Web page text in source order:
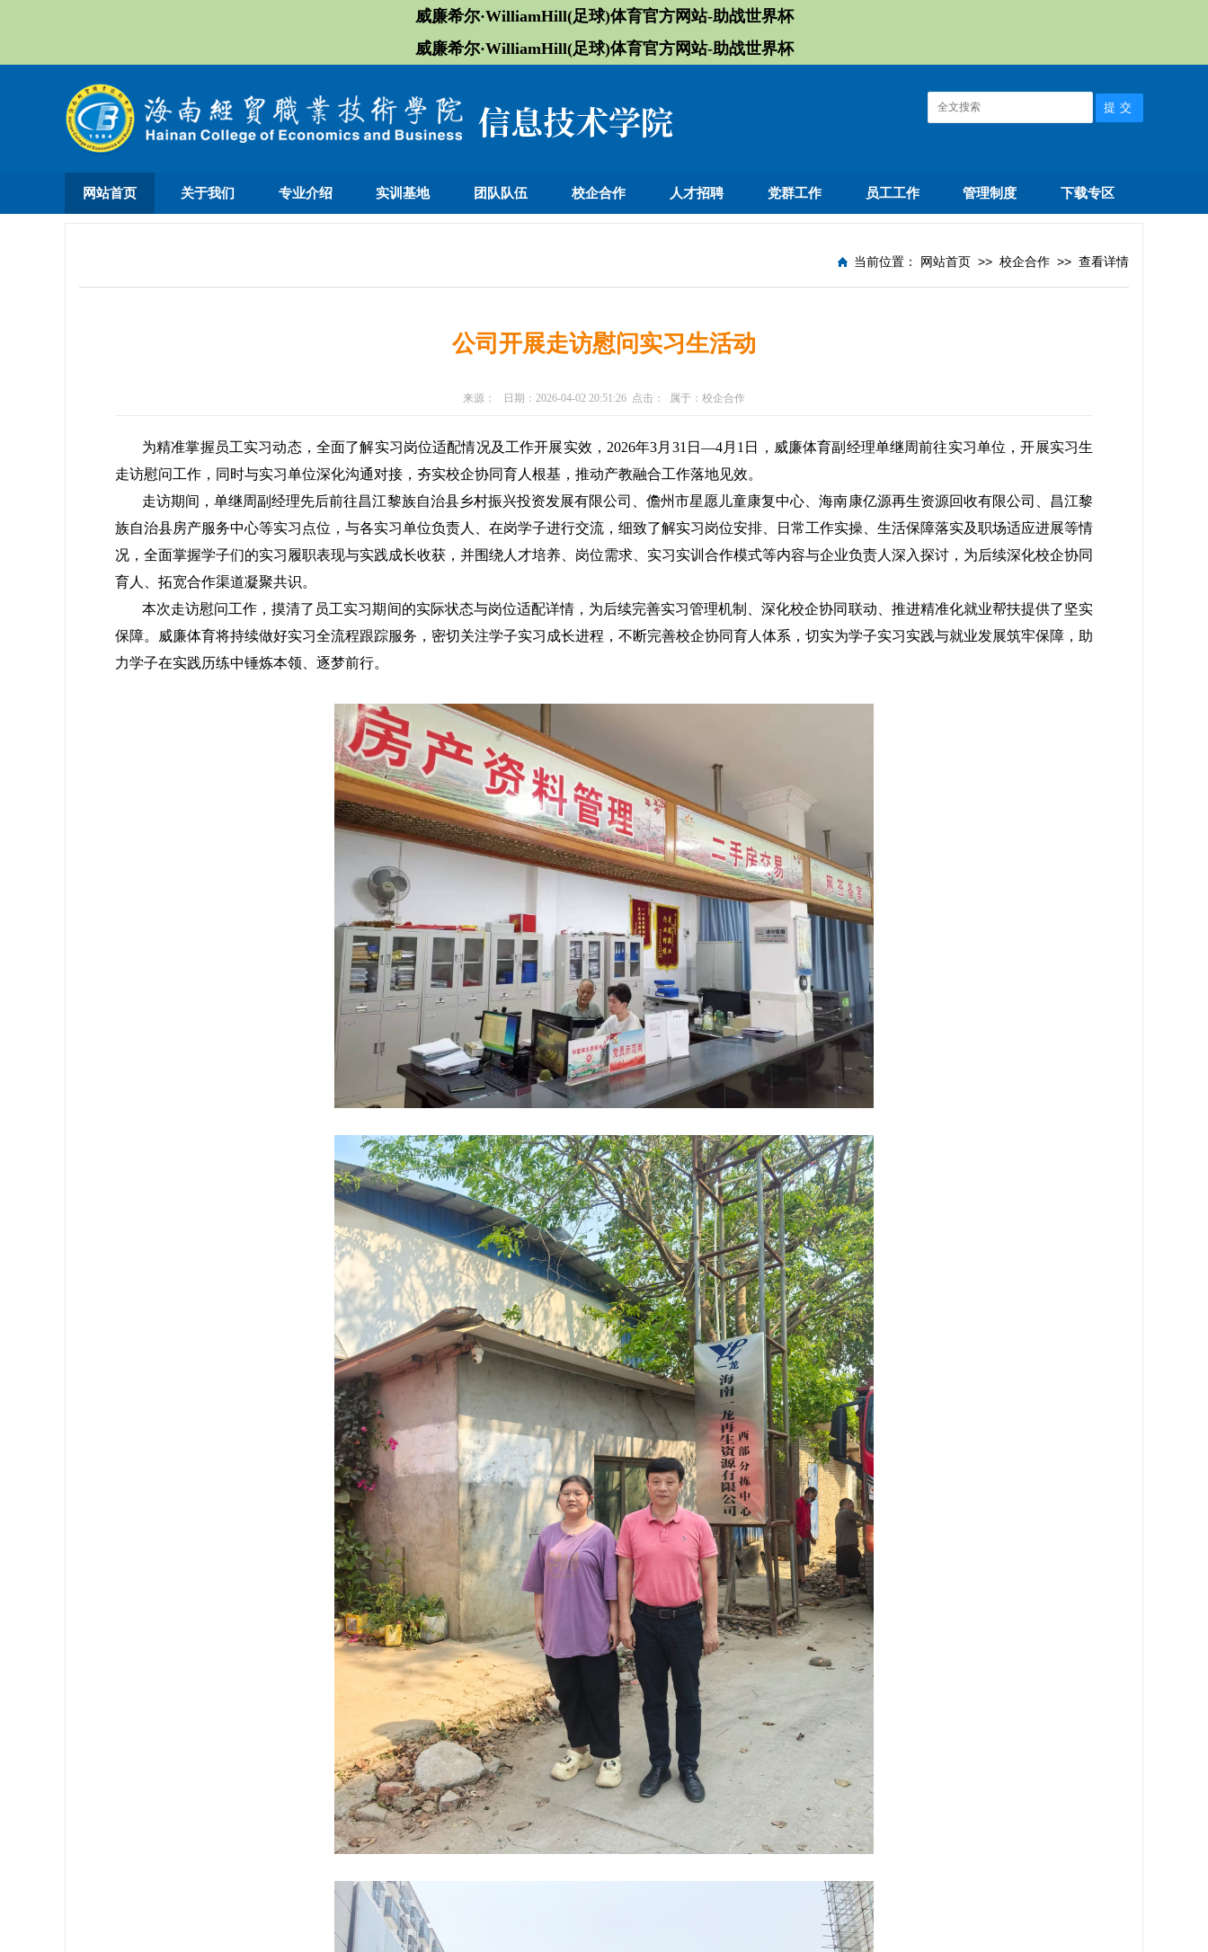
威廉希尔·WilliamHill(足球)体育官方网站-助战世界杯
威廉希尔·WilliamHill(足球)体育官方网站-助战世界杯
网站首页 关于我们 专业介绍 实训基地 团队队伍 校企合作 人才招聘 党群工作 员工工作 管理制度 下载专区
当前位置： 网站首页 >> 校企合作 >> 查看详情
公司开展走访慰问实习生活动
来源： 日期： 2026-04-02 20:51:26 点击： 属于： 校企合作
为精准掌握员工实习动态，全面了解实习岗位适配情况及工作开展实效， 2026年3月31日—4月1日，威廉体育副经理单继周前往实习单位，开展实习生
走访慰问工作，同时与实习单位深化沟通对接，夯实校企协同育人根基，推动产教融合工作落地见效。
走访期间，单继周副经理先后前往昌江黎族自治县乡村振兴投资发展有限公司、儋州市星愿儿童康复中心、海南康亿源再生资源回收有限公司、昌江黎
族自治县房产服务中心等实习点位，与各实习单位负责人、在岗学子进行交流，细致了解实习岗位安排、日常工作实操、生活保障落实及职场适应进展等情
况，全面掌握学子们的实习履职表现与实践成长收获，并围绕人才培养、岗位需求、实习实训合作模式等内容与企业负责人深入探讨，为后续深化校企协同
育人、拓宽合作渠道凝聚共识。
本次走访慰问工作，摸清了员工实习期间的实际状态与岗位适配详情，为后续完善实习管理机制、深化校企协同联动、推进精准化就业帮扶提供了坚实
保障。威廉体育将持续做好实习全流程跟踪服务，密切关注学子实习成长进程，不断完善校企协同育人体系，切实为学子实习实践与就业发展筑牢保障，助
力学子在实践历练中锤炼本领、逐梦前行。